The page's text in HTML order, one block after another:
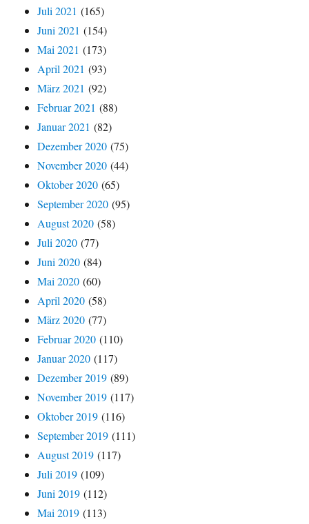
Juli 2021 (165)
Juni 2021 (154)
Mai 2021 (173)
April 2021 (93)
März 2021 (92)
Februar 2021 (88)
Januar 2021 (82)
Dezember 2020 (75)
November 2020 (44)
Oktober 2020 (65)
September 2020 (95)
August 2020 (58)
Juli 2020 (77)
Juni 2020 (84)
Mai 2020 (60)
April 2020 (58)
März 2020 (77)
Februar 2020 (110)
Januar 2020 (117)
Dezember 2019 (89)
November 2019 (117)
Oktober 2019 (116)
September 2019 (111)
August 2019 (117)
Juli 2019 (109)
Juni 2019 (112)
Mai 2019 (113)